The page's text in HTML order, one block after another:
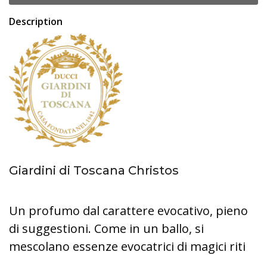
Description
Giardini di Toscana Christos
Un profumo dal carattere evocativo, pieno
di suggestioni. Come in un ballo, si
mescolano essenze evocatrici di magici riti